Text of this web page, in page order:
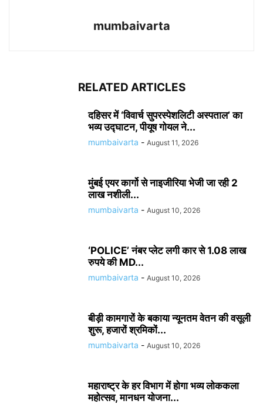
mumbaivarta
RELATED ARTICLES
दहिसर में ‘विवार्च सुपरस्पेशलिटी अस्पताल’ का
भव्य उद्घाटन, पीयूष गोयल ने...
mumbaivarta - August 11, 2026
मुंबई एयर कार्गो से नाइजीरिया भेजी जा रही 2
लाख नशीली...
mumbaivarta - August 10, 2026
‘POLICE’ नंबर प्लेट लगी कार से 1.08 लाख
रुपये की MD...
mumbaivarta - August 10, 2026
बीड़ी कामगारों के बकाया न्यूनतम वेतन की वसूली
शुरू, हजारों श्रमिकों...
mumbaivarta - August 10, 2026
महाराष्ट्र के हर विभाग में होगा भव्य लोककला
महोत्सव, मानधन योजना...